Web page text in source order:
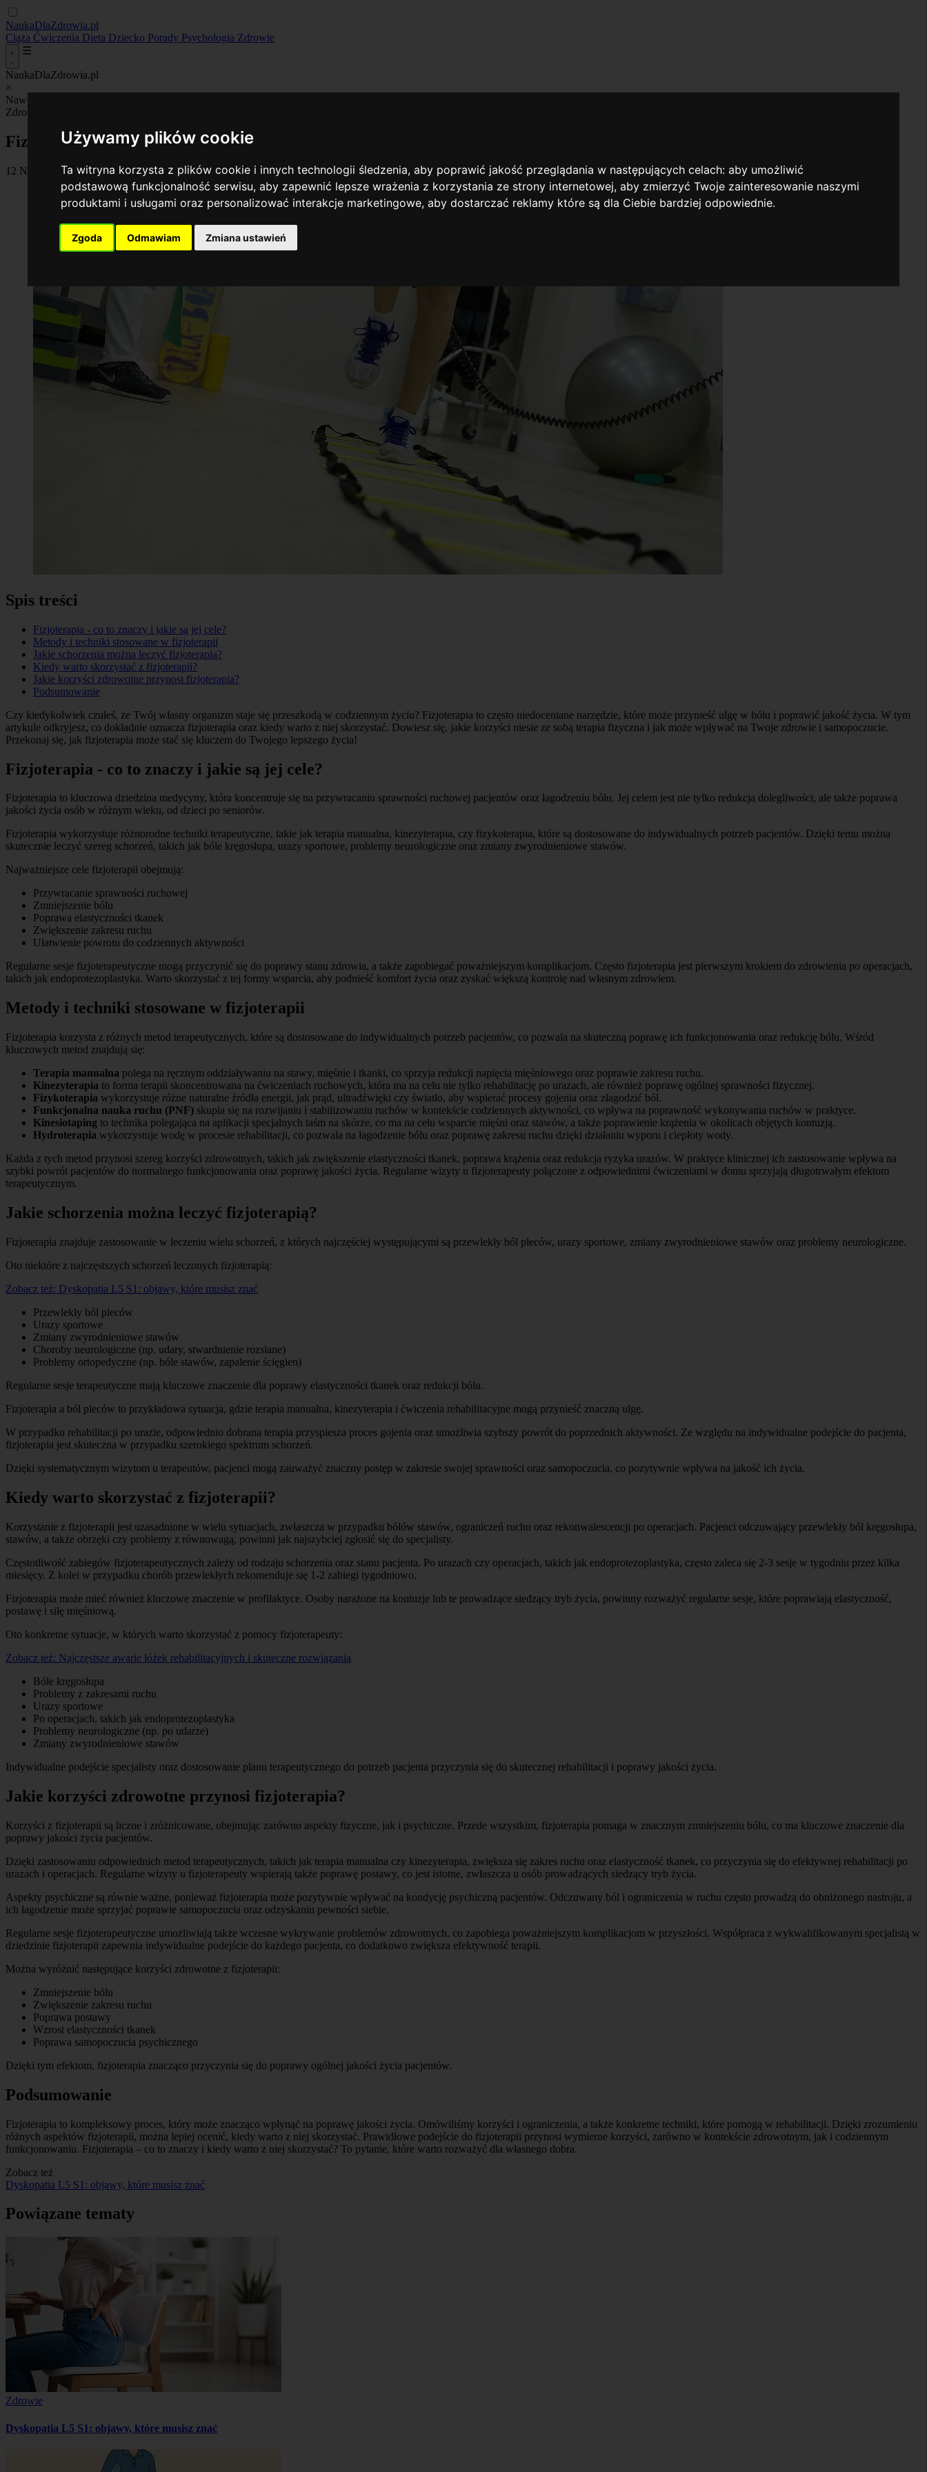
Używamy plików cookie
Ta witryna korzysta z plików cookie i innych technologii śledzenia, aby poprawić jakość przeglądania w następujących celach:aby umożliwić
podstawową funkcjonalność serwisu,aby zapewnić lepsze wrażenia z korzystania ze strony internetowej,aby zmierzyć Twoje zainteresowanie naszymi
produktami i usługami oraz personalizować interakcje marketingowe,aby dostarczać reklamy które są dla Ciebie bardziej odpowiednie.
Zgoda Odmawiam Zmiana ustawień
NaukaDlaZdrowia.pl
Ciąża Ćwiczenia Dieta Dziecko Porady Psychologia Zdrowie
☰
NaukaDlaZdrowia.pl
×
Nawigacja_
Zdrowie
Fizjoterapia - odkryj jej korzyści i zastosowanie
12 November 2025 • By Anna Radecka
Spis treści
Fizjoterapia - co to znaczy i jakie są jej cele?
Metody i techniki stosowane w fizjoterapii
Jakie schorzenia można leczyć fizjoterapią?
Kiedy warto skorzystać z fizjoterapii?
Jakie korzyści zdrowotne przynosi fizjoterapia?
Podsumowanie
Czy kiedykolwiek czułeś, że Twój własny organizm staje się przeszkodą w codziennym życiu? Fizjoterapia to często niedoceniane narzędzie, które może przynieść ulgę w bólu i poprawić jakość życia. W tym
artykule odkryjesz, co dokładnie oznacza fizjoterapia oraz kiedy warto z niej skorzystać. Dowiesz się, jakie korzyści niesie ze sobą terapia fizyczna i jak może wpływać na Twoje zdrowie i samopoczucie.
Przekonaj się, jak fizjoterapia może stać się kluczem do Twojego lepszego życia!
Fizjoterapia - co to znaczy i jakie są jej cele?
Fizjoterapia to kluczowa dziedzina medycyny, która koncentruje się na przywracaniu sprawności ruchowej pacjentów oraz łagodzeniu bólu. Jej celem jest nie tylko redukcja dolegliwości, ale także poprawa
jakości życia osób w różnym wieku, od dzieci po seniorów.
Fizjoterapia wykorzystuje różnorodne techniki terapeutyczne, takie jak terapia manualna, kinezyterapia, czy fizykoterapia, które są dostosowane do indywidualnych potrzeb pacjentów. Dzięki temu można
skutecznie leczyć szereg schorzeń, takich jak bóle kręgosłupa, urazy sportowe, problemy neurologiczne oraz zmiany zwyrodnieniowe stawów.
Najważniejsze cele fizjoterapii obejmują:
Przywracanie sprawności ruchowej
Zmniejszenie bólu
Poprawa elastyczności tkanek
Zwiększenie zakresu ruchu
Ułatwienie powrotu do codziennych aktywności
Regularne sesje fizjoterapeutyczne mogą przyczynić się do poprawy stanu zdrowia, a także zapobiegać poważniejszym komplikacjom. Często fizjoterapia jest pierwszym krokiem do zdrowienia po operacjach,
takich jak endoprotezoplastyka. Warto skorzystać z tej formy wsparcia, aby podnieść komfort życia oraz zyskać większą kontrolę nad własnym zdrowiem.
Metody i techniki stosowane w fizjoterapii
Fizjoterapia korzysta z różnych metod terapeutycznych, które są dostosowane do indywidualnych potrzeb pacjentów, co pozwala na skuteczną poprawę ich funkcjonowania oraz redukcję bólu. Wśród
kluczowych metod znajdują się:
Terapia manualna polega na ręcznym oddziaływaniu na stawy, mięśnie i tkanki, co sprzyja redukcji napięcia mięśniowego oraz poprawie zakresu ruchu.
Kinezyterapia to forma terapii skoncentrowana na ćwiczeniach ruchowych, która ma na celu nie tylko rehabilitację po urazach, ale również poprawę ogólnej sprawności fizycznej.
Fizykoterapia wykorzystuje różne naturalne źródła energii, jak prąd, ultradźwięki czy światło, aby wspierać procesy gojenia oraz złagodzić ból.
Funkcjonalna nauka ruchu (PNF) skupia się na rozwijaniu i stabilizowaniu ruchów w kontekście codziennych aktywności, co wpływa na poprawność wykonywania ruchów w praktyce.
Kinesiotaping to technika polegająca na aplikacji specjalnych taśm na skórze, co ma na celu wsparcie mięśni oraz stawów, a także poprawienie krążenia w okolicach objętych kontuzją.
Hydroterapia wykorzystuje wodę w procesie rehabilitacji, co pozwala na łagodzenie bólu oraz poprawę zakresu ruchu dzięki działaniu wyporu i ciepłoty wody.
Każda z tych metod przynosi szereg korzyści zdrowotnych, takich jak zwiększenie elastyczności tkanek, poprawa krążenia oraz redukcja ryzyka urazów. W praktyce klinicznej ich zastosowanie wpływa na
szybki powrót pacjentów do normalnego funkcjonowania oraz poprawę jakości życia. Regularne wizyty u fizjoterapeuty połączone z odpowiednimi ćwiczeniami w domu sprzyjają długotrwałym efektom
terapeutycznym.
Jakie schorzenia można leczyć fizjoterapią?
Fizjoterapia znajduje zastosowanie w leczeniu wielu schorzeń, z których najczęściej występującymi są przewlekły ból pleców, urazy sportowe, zmiany zwyrodnieniowe stawów oraz problemy neurologiczne.
Oto niektóre z najczęstszych schorzeń leczonych fizjoterapią:
Zobacz też: Dyskopatia L5 S1: objawy, które musisz znać
Przewlekły ból pleców
Urazy sportowe
Zmiany zwyrodnieniowe stawów
Choroby neurologiczne (np. udary, stwardnienie rozsiane)
Problemy ortopedyczne (np. bóle stawów, zapalenie ścięgien)
Regularne sesje terapeutyczne mają kluczowe znaczenie dla poprawy elastyczności tkanek oraz redukcji bólu.
Fizjoterapia a ból pleców to przykładowa sytuacja, gdzie terapia manualna, kinezyterapia i ćwiczenia rehabilitacyjne mogą przynieść znaczną ulgę.
W przypadku rehabilitacji po urazie, odpowiednio dobrana terapia przyspiesza proces gojenia oraz umożliwia szybszy powrót do poprzednich aktywności. Ze względu na indywidualne podejście do pacjenta,
fizjoterapia jest skuteczna w przypadku szerokiego spektrum schorzeń.
Dzięki systematycznym wizytom u terapeutów, pacjenci mogą zauważyć znaczny postęp w zakresie swojej sprawności oraz samopoczucia, co pozytywnie wpływa na jakość ich życia.
Kiedy warto skorzystać z fizjoterapii?
Korzystanie z fizjoterapii jest uzasadnione w wielu sytuacjach, zwłaszcza w przypadku bólów stawów, ograniczeń ruchu oraz rekonwalescencji po operacjach. Pacjenci odczuwający przewlekły ból kręgosłupa,
stawów, a także obrzęki czy problemy z równowagą, powinni jak najszybciej zgłosić się do specjalisty.
Częstotliwość zabiegów fizjoterapeutycznych zależy od rodzaju schorzenia oraz stanu pacjenta. Po urazach czy operacjach, takich jak endoprotezoplastyka, często zaleca się 2-3 sesje w tygodniu przez kilka
miesięcy. Z kolei w przypadku chorób przewlekłych rekomenduje się 1-2 zabiegi tygodniowo.
Fizjoterapia może mieć również kluczowe znaczenie w profilaktyce. Osoby narażone na kontuzje lub te prowadzące siedzący tryb życia, powinny rozważyć regularne sesje, które poprawiają elastyczność,
postawę i siłę mięśniową.
Oto konkretne sytuacje, w których warto skorzystać z pomocy fizjoterapeuty:
Zobacz też: Najczęstsze awarie łóżek rehabilitacyjnych i skuteczne rozwiązania
Bóle kręgosłupa
Problemy z zakresami ruchu
Urazy sportowe
Po operacjach, takich jak endoprotezoplastyka
Problemy neurologiczne (np. po udarze)
Zmiany zwyrodnieniowe stawów
Indywidualne podejście specjalisty oraz dostosowanie planu terapeutycznego do potrzeb pacjenta przyczynia się do skutecznej rehabilitacji i poprawy jakości życia.
Jakie korzyści zdrowotne przynosi fizjoterapia?
Korzyści z fizjoterapii są liczne i zróżnicowane, obejmując zarówno aspekty fizyczne, jak i psychiczne. Przede wszystkim, fizjoterapia pomaga w znacznym zmniejszeniu bólu, co ma kluczowe znaczenie dla
poprawy jakości życia pacjentów.
Dzięki zastosowaniu odpowiednich metod terapeutycznych, takich jak terapia manualna czy kinezyterapia, zwiększa się zakres ruchu oraz elastyczność tkanek, co przyczynia się do efektywnej rehabilitacji po
urazach i operacjach. Regularne wizyty u fizjoterapeuty wspierają także poprawę postawy, co jest istotne, zwłaszcza u osób prowadzących siedzący tryb życia.
Aspekty psychiczne są równie ważne, ponieważ fizjoterapia może pozytywnie wpływać na kondycję psychiczną pacjentów. Odczuwany ból i ograniczenia w ruchu często prowadzą do obniżonego nastroju, a
ich łagodzenie może sprzyjać poprawie samopoczucia oraz odzyskaniu pewności siebie.
Regularne sesje fizjoterapeutyczne umożliwiają także wczesne wykrywanie problemów zdrowotnych, co zapobiega poważniejszym komplikacjom w przyszłości. Współpraca z wykwalifikowanym specjalistą w
dziedzinie fizjoterapii zapewnia indywidualne podejście do każdego pacjenta, co dodatkowo zwiększa efektywność terapii.
Można wyróżnić następujące korzyści zdrowotne z fizjoterapii:
Zmniejszenie bólu
Zwiększenie zakresu ruchu
Poprawa postawy
Wzrost elastyczności tkanek
Poprawa samopoczucia psychicznego
Dzięki tym efektom, fizjoterapia znacząco przyczynia się do poprawy ogólnej jakości życia pacjentów.
Podsumowanie
Fizjoterapia to kompleksowy proces, który może znacząco wpłynąć na poprawę jakości życia. Omówiliśmy korzyści i ograniczenia, a także konkretne techniki, które pomogą w rehabilitacji. Dzięki zrozumieniu
różnych aspektów fizjoterapii, można lepiej ocenić, kiedy warto z niej skorzystać. Prawidłowe podejście do fizjoterapii przynosi wymierne korzyści, zarówno w kontekście zdrowotnym, jak i codziennym
funkcjonowaniu. Fizjoterapia – co to znaczy i kiedy warto z niej skorzystać? To pytanie, które warto rozważyć dla własnego dobra.
Zobacz też
Dyskopatia L5 S1: objawy, które musisz znać
Powiązane tematy
Zdrowie
Dyskopatia L5 S1: objawy, które musisz znać